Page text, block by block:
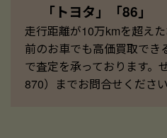
「トヨタ」「86」
走行距離が10万kmを超え
前のお車でも高価買取でき
で査定を承っております。
870）までお問合せください